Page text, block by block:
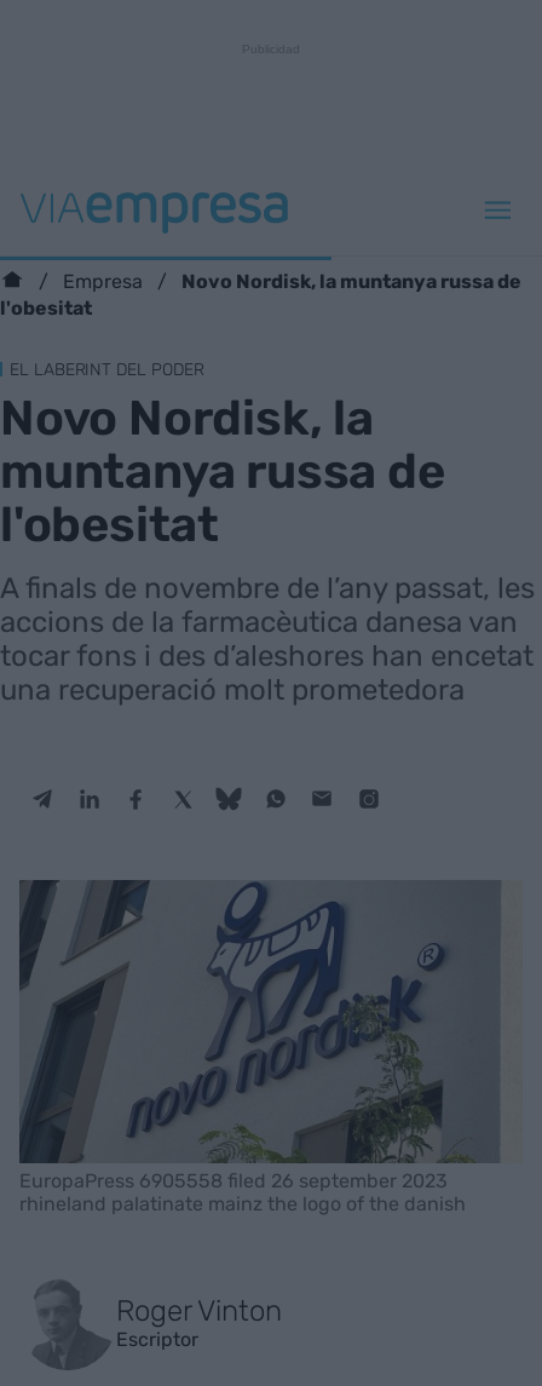
Empresa
Novo Nordisk, la muntanya russa de
l'obesitat
EL LABERINT DEL PODER
Novo Nordisk, la
muntanya russa de
l'obesitat
A finals de novembre de l’any passat, les
accions de la farmacèutica danesa van
tocar fons i des d’aleshores han encetat
una recuperació molt prometedora
EuropaPress 6905558 filed 26 september 2023
rhineland palatinate mainz the logo of the danish
Roger Vinton
Escriptor